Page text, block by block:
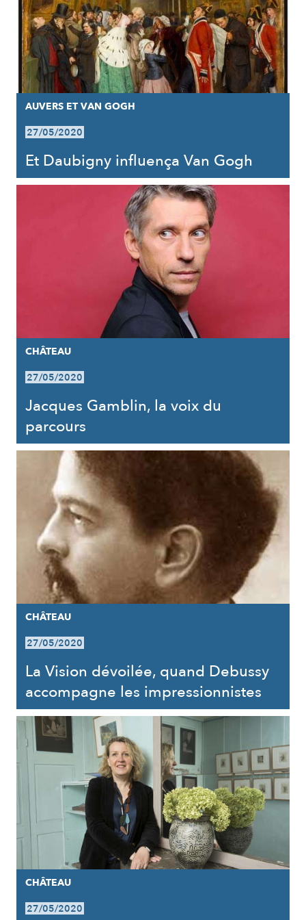
AUVERS ET VAN GOGH
27/05/2020
Et Daubigny influença Van Gogh
CHÂTEAU
27/05/2020
Jacques Gamblin, la voix du
parcours
CHÂTEAU
27/05/2020
La Vision dévoilée, quand Debussy
accompagne les impressionnistes
CHÂTEAU
27/05/2020